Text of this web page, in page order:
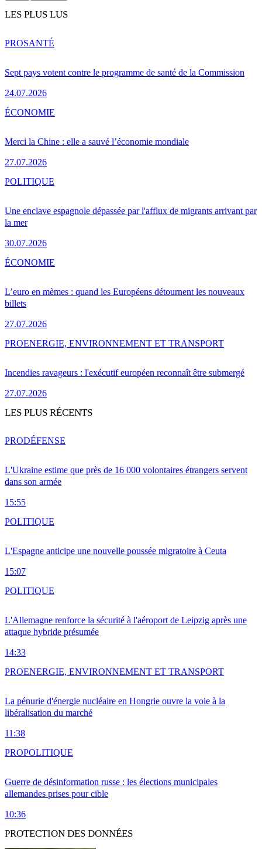
LES PLUS LUS
Sept pays votent contre le programme de santé de la Commission
24.07.2026
PROSANTÉ
Merci la Chine : elle a sauvé l’économie mondiale
27.07.2026
ÉCONOMIE
Une enclave espagnole dépassée par l'afflux de migrants arrivant par
la mer
30.07.2026
POLITIQUE
L’euro en mèmes : quand les Européens détournent les nouveaux
billets
27.07.2026
ÉCONOMIE
Incendies ravageurs : l'exécutif européen reconnaît être submergé
27.07.2026
PROENERGIE, ENVIRONNEMENT ET TRANSPORT
LES PLUS RÉCENTS
L'Ukraine estime que près de 16 000 volontaires étrangers servent
dans son armée
15:55
PRODÉFENSE
L'Espagne anticipe une nouvelle poussée migratoire à Ceuta
15:07
POLITIQUE
L'Allemagne renforce la sécurité à l'aéroport de Leipzig après une
attaque hybride présumée
14:33
POLITIQUE
La pénurie d'énergie nucléaire en Hongrie ouvre la voie à la
libéralisation du marché
11:38
PROENERGIE, ENVIRONNEMENT ET TRANSPORT
Guerre de désinformation russe : les élections municipales
allemandes prises pour cible
10:36
PROPOLITIQUE
PROTECTION DES DONNÉES